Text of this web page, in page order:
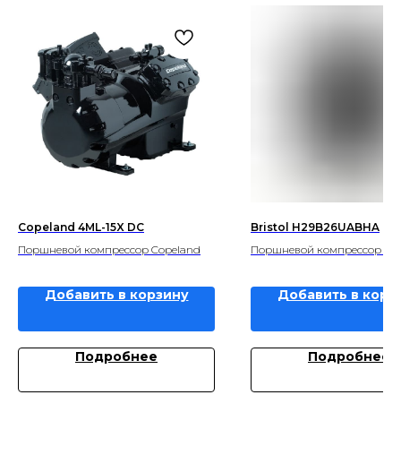
Copeland 4ML-15X DC
Поршневой компрессор Copeland
Добавить в корзину
Подробнее
Bristol H29B26UABHA
Поршневой компрессор
Добавить в
Подробнее